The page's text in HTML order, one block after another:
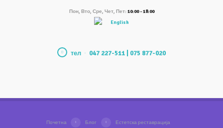
Пон, Вто, Сре, Чет, Пет:10:00 - 18:00
English
тел 047 227-511 | 075 877-020
Почетна Блог Естетска реставрација